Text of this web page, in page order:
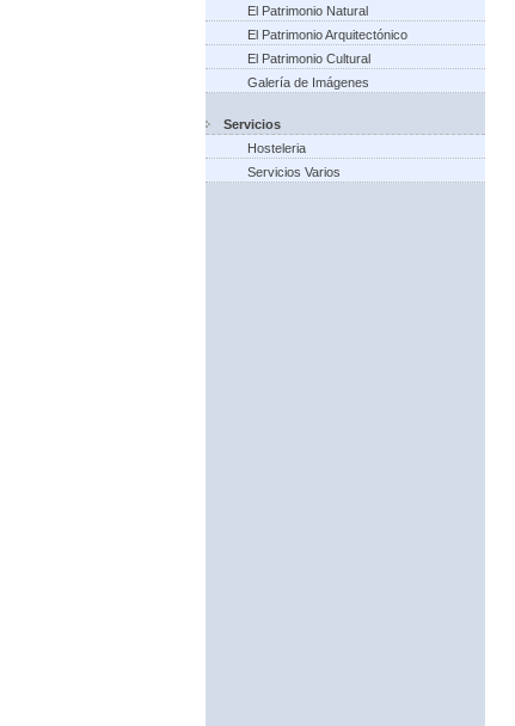
El Patrimonio Natural
El Patrimonio Arquitectónico
El Patrimonio Cultural
Galería de Imágenes
Servicios
Hosteleria
Servicios Varios